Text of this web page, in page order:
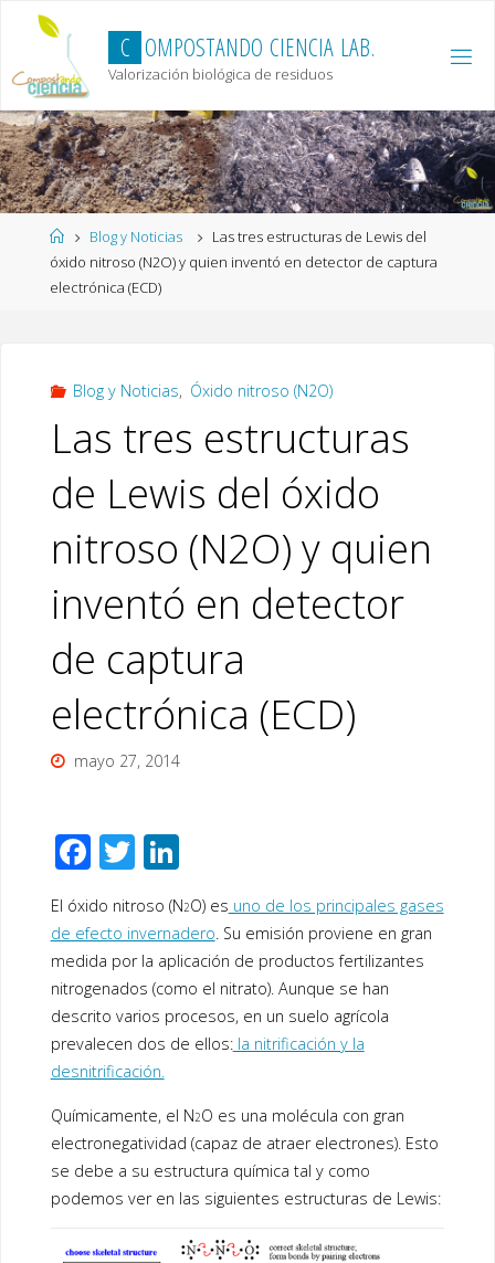
content
C OMPOSTANDO CIENCIA LAB.
Valorización biológica de residuos
HomeBlog y Noticias
Las tres estructuras de Lewis del
óxido nitroso (N2O) y quien inventó en detector de captura
electrónica (ECD)
Blog y Noticias, Óxido nitroso (N2O)
Las tres estructuras
de Lewis del óxido
nitroso (N2O) y quien
inventó en detector
de captura
electrónica (ECD)
mayo 27, 2014
F
ac
e
b
o
o
k
T
tt
er
Li
n
k
e
dI
n
El óxido nitroso (N2O) es uno de los principales gases
de efecto invernadero. Su emisión proviene en gran
medida por la aplicación de productos fertilizantes
nitrogenados (como el nitrato). Aunque se han
descrito varios procesos, en un suelo agrícola
prevalecen dos de ellos:la nitrificación y la
desnitrificación.
Químicamente, el N2O es una molécula con gran
electronegatividad (capaz de atraer electrones). Esto
se debe a su estructura química tal y como
podemos ver en las siguientes estructuras de Lewis: